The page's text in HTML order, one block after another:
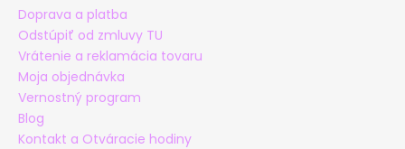
Doprava a platba
Odstúpiť od zmluvy TU
Vrátenie a reklamácia tovaru
Moja objednávka
Vernostný program
Blog
Kontakt a Otváracie hodiny